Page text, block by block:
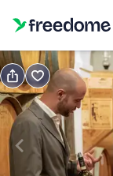
Navigate
forward15:00